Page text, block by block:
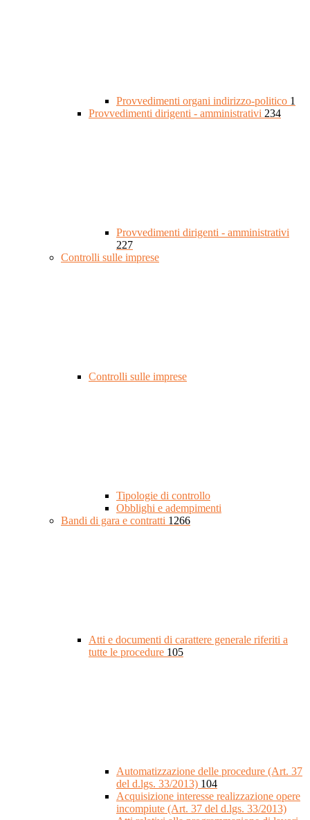
Provvedimenti organi indirizzo-politico 1
Provvedimenti dirigenti - amministrativi 234
Provvedimenti dirigenti - amministrativi
227
Controlli sulle imprese
Controlli sulle imprese
Tipologie di controllo
Obblighi e adempimenti
Bandi di gara e contratti 1266
Atti e documenti di carattere generale riferiti a
tutte le procedure 105
Automatizzazione delle procedure (Art. 37
del d.lgs. 33/2013) 104
Acquisizione interesse realizzazione opere
incompiute (Art. 37 del d.lgs. 33/2013)